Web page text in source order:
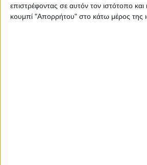
επιστρέφοντας σε αυτόν τον ιστότοπο και
κουμπί "Απορρήτου" στο κάτω μέρος της